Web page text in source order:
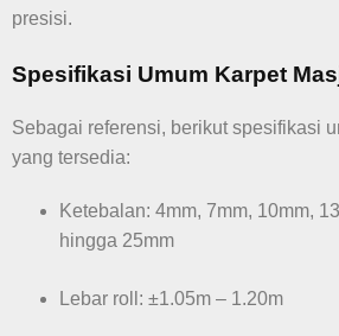
presisi.
Spesifikasi Umum Karpet
Sebagai referensi, berikut spesifikasi
yang tersedia:
Ketebalan: 4mm, 7mm, 10mm,
hingga 25mm
Lebar roll: ±1.05m – 1.20m